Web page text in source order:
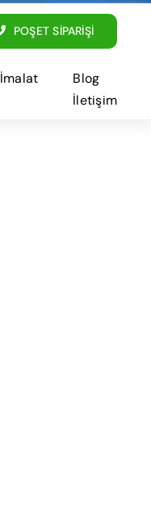
POŞET SİPARİŞİ
İmalat
Blog
İletişim